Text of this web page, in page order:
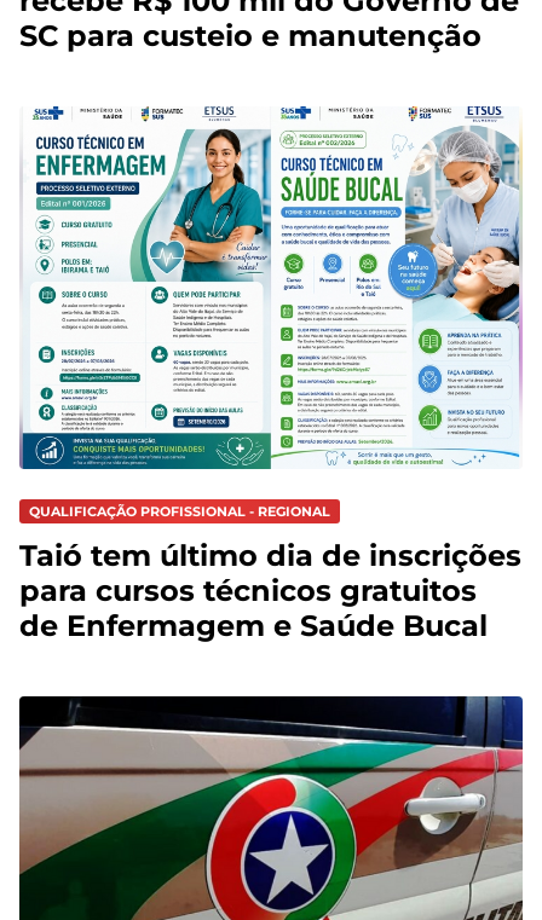
SC para custeio e manutenção
QUALIFICAÇÃO PROFISSIONAL - REGIONAL
Taió tem último dia de inscrições
para cursos técnicos gratuitos
de Enfermagem e Saúde Bucal